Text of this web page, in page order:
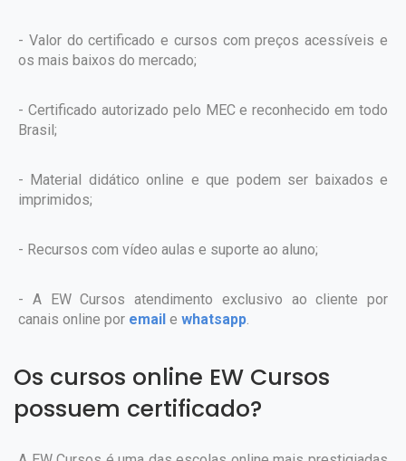
- Valor do certificado e cursos com preços acessíveis e
os mais baixos do mercado;
- Certificado autorizado pelo MEC e reconhecido em todo
Brasil;
- Material didático online e que podem ser baixados e
imprimidos;
- Recursos com vídeo aulas e suporte ao aluno;
- A EW Cursos atendimento exclusivo ao cliente por
canais online por email e whatsapp
Os cursos online EW Cursos
possuem certificado?